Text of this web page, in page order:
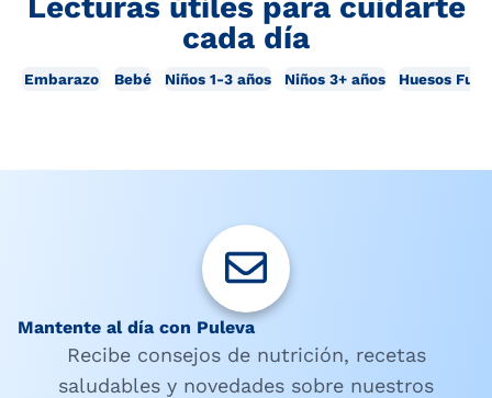
cada día
Embarazo Bebé Niños 1-3 años Niños 3+ años Huesos
Mantente al día con Puleva
Recibe consejos de nutrición, recetas
saludables y novedades sobre nuestros